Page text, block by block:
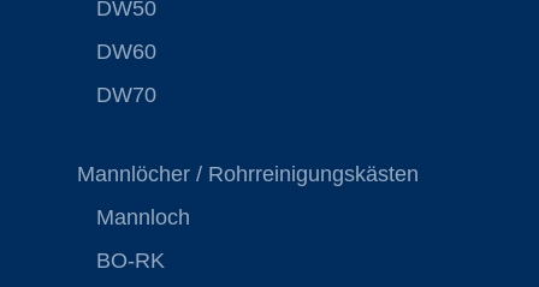
DW50
DW60
DW70
Mannlöcher / Rohrreinigungskästen
Mannloch
BO-RK